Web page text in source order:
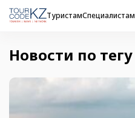
ТуристамСпециалистам
Новости по тегу